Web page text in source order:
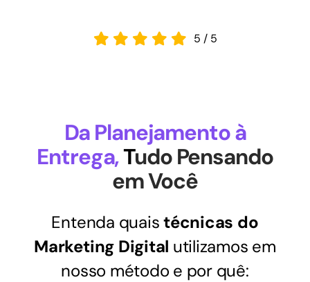
5 / 5
Da Planejamento à
Entrega,Tudo Pensando
em Você
Entenda quaistécnicas do
Marketing Digital utilizamos em
nosso método e por quê: